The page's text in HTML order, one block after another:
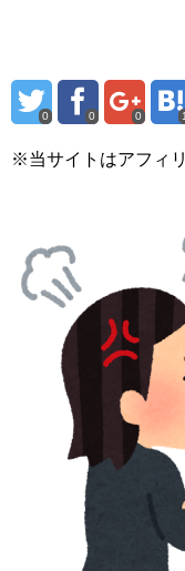
0 0 0 1
※当サイトはアフィ